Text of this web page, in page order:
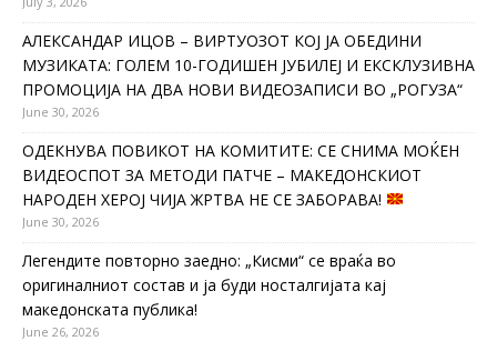
АЛЕКСАНДАР ИЦОВ – ВИРТУОЗОТ КОЈ ЈА ОБЕДИНИ
МУЗИКАТА: ГОЛЕМ 10-ГОДИШЕН ЈУБИЛЕЈ И ЕКСКЛУЗИВНА
ПРОМОЦИЈА НА ДВА НОВИ ВИДЕОЗАПИСИ ВО „РОГУЗА“
June 30, 2026
ОДЕКНУВА ПОВИКОТ НА КОМИТИТЕ: СЕ СНИМА МОЌЕН
ВИДЕОСПОТ ЗА МЕТОДИ ПАТЧЕ – МАКЕДОНСКИОТ
НАРОДЕН ХЕРОЈ ЧИЈА ЖРТВА НЕ СЕ ЗАБОРАВА!
June 30, 2026
Легендите повторно заедно: „Кисми“ се враќа во
оригиналниот состав и ја буди носталгијата кај
македонската публика!
June 26, 2026